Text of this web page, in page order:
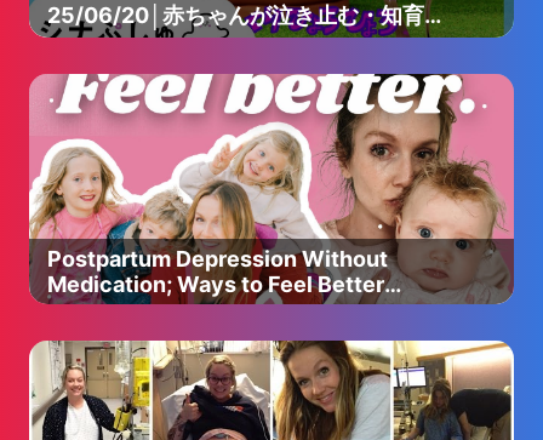
25/06/20│赤ちゃんが泣き止む・知育の
動画
Postpartum Depression Without
Medication; Ways to Feel Better
Quickly